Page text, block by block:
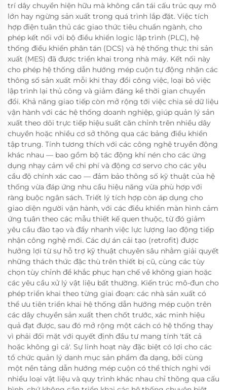
trí dây chuyền hiện hữu mà không cần tái cấu trúc quy mô
lớn hay ngừng sản xuất trong quá trình lắp đặt. Việc tích
hợp điện tuân thủ các giao thức tiêu chuẩn ngành, cho
phép kết nối với bộ điều khiển logic lập trình (PLC), hệ
thống điều khiển phân tán (DCS) và hệ thống thực thi sản
xuất (MES) đã được triển khai trong nhà máy. Kết nối này
cho phép hệ thống dẫn hướng mép cuộn tự động nhận các
thông số sản xuất mỗi khi thay đổi công việc, loại bỏ việc
lập trình lại thủ công và giảm đáng kể thời gian chuyển
đổi. Khả năng giao tiếp còn mở rộng tới việc chia sẻ dữ liệu
vận hành với các hệ thống doanh nghiệp, giúp quản lý sản
xuất theo dõi trực tiếp hiệu suất căn chỉnh trên nhiều dây
chuyền hoặc nhiều cơ sở thông qua các bảng điều khiển
tập trung. Tính tương thích với các công nghệ truyền động
khác nhau — bao gồm bộ tác động khí nén cho các ứng
dụng nhạy cảm về chi phí và động cơ servo cho các yêu
cầu độ chính xác cao — đảm bảo thông số kỹ thuật của hệ
thống vừa đáp ứng nhu cầu hiệu năng vừa phù hợp với
ràng buộc ngân sách. Triết lý tích hợp còn áp dụng cho
giao diện người vận hành, với các điều khiển màn hình cảm
ứng tuân theo các mẫu thiết kế quen thuộc, từ đó giảm
yêu cầu đào tạo và đẩy nhanh việc lực lượng lao động tiếp
nhận công nghệ mới. Các dự án cải tạo (retrofit) được
hưởng lợi từ sự hỗ trợ kỹ thuật chuyên sâu nhằm giải quyết
những thách thức đặc thù trên thiết bị cũ, cùng các tùy
chọn tùy chỉnh để khắc phục hạn chế về không gian hoặc
các yêu cầu xử lý vật liệu bất thường. Kiến trúc mô-đun cho
phép triển khai theo từng giai đoạn: các nhà sản xuất có
thể ưu tiên triển khai hệ thống dẫn hướng mép cuộn trên
các dây chuyền sản xuất then chốt trước, xác minh hiệu
quả đạt được, sau đó mở rộng một cách có hệ thống thay
vì phải đối mặt với quyết định đầu tư mang tính 'tất cả
hoặc không gì cả'. Sự linh hoạt này đặc biệt có lợi cho các
tổ chức quản lý danh mục sản phẩm đa dạng, bởi cùng
một nền tảng dẫn hướng mép cuộn có thể thích nghi với
nhiều loại vật liệu và quy trình khác nhau chỉ thông qua cấu